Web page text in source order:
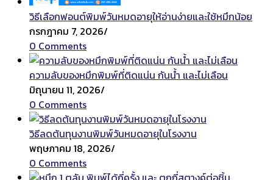
วิธีเลือกฟอนต์พิมพ์วันหมดอายุให้อ่านง่ายและใช้หมึกน้อย
กรกฎาคม 7, 2026/
0 Comments
ความลับของหมึกพิมพ์ที่ติดแน่น กันน้ำ และไม่เลือน
มิถุนายน 11, 2026/
0 Comments
วิธีลดต้นทุนงานพิมพ์วันหมดอายุในโรงงาน
พฤษภาคม 18, 2026/
0 Comments